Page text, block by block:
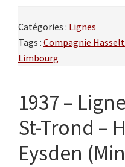
Catégories : Lignes
Tags : Compagnie
Limbourg
1937 –
St-Trond –
Eysden